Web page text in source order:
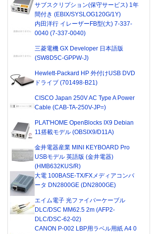
サブスクリプション(保守サービス) 1年
間付き (EBIX/SYSLOG120G/1Y)
内田洋行 イレーザーFB型(大) 7-337-
0040 (7-337-0040)
三菱電機 GX Developer 日本語版
(SW8D5C-GPPW-J)
Hewlett-Packard HP 外付けUSB DVD
ドライブ (701498-B21)
CISCO Japan 250V AC Type A Power
Cable (CAB-TA-250V-JP=)
PLAT'HOME OpenBlocks IX9 Debian
11搭載モデル (OBSIX9/D11A)
金井電器産業 MINI KEYBOARD Pro
USBモデル 英語版 (金井電器)
(HMB632KUS/R)
大電 100BASE-TX/FXメディアコンバ
ータ DN2800GE (DN2800GE)
エイム電子 光ファイバーケーブル
DLC/DSC MM62.5 2m (AFP2-
DLC/DSC-62-02)
CANON P-002 LBP用ラベル用紙 A4 0